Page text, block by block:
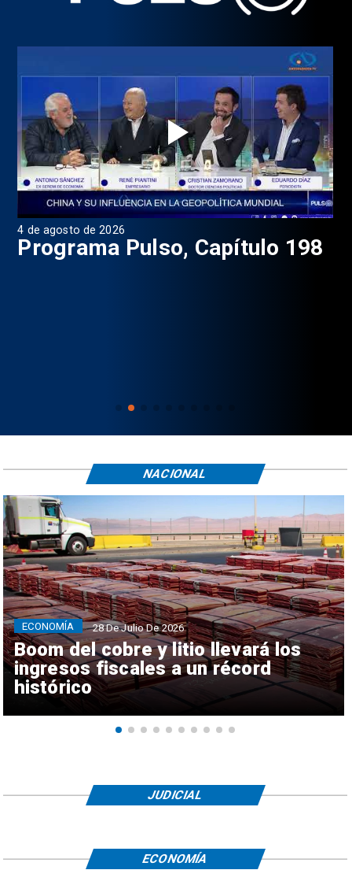
4 de agosto de 2026
Programa Pulso, Capítulo 198
Boom del cobre y litio llevará los
ingresos fiscales a un récord
histórico
ECONOMÍA 28 De Julio De 2026
NACIONAL
JUDICIAL
ECONOMÍA